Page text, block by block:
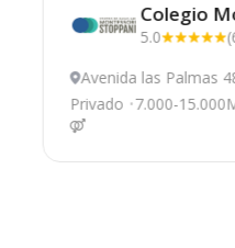
Colegio
5.0
Avenida las Palmas
Privado 7.000-